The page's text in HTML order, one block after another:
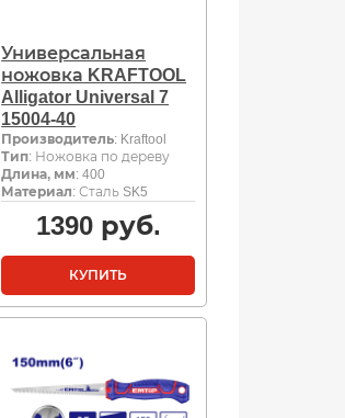
Универсальная
ножовка KRAFTOOL
Alligator Universal 7
15004-40
Производитель: Kraftool
Тип: Ножовка по дереву
Длина, мм: 400
Материал: Сталь SK5
1390руб.
КУПИТЬ